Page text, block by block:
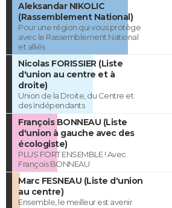
Aleksandar NIKOLIC
(Rassemblement National)
Pour une région qui vous protège
avec le Rassemblement National
et alliés
Nicolas FORISSIER (Liste
d'union au centre et à
droite)
Union de la Droite, du Centre et
des Indépendants
François BONNEAU (Liste
d'union à gauche avec des
écologiste)
PLUS FORT ENSEMBLE ! Avec
François BONNEAU
Marc FESNEAU (Liste d'union
au centre)
Ensemble, le meilleur est avenir